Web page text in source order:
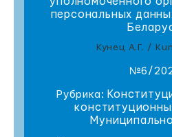
персональных
Кунец А.Г. /
№6/
Рубрика: